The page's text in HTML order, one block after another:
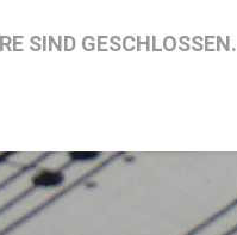
SIND GESCHLOSSEN.